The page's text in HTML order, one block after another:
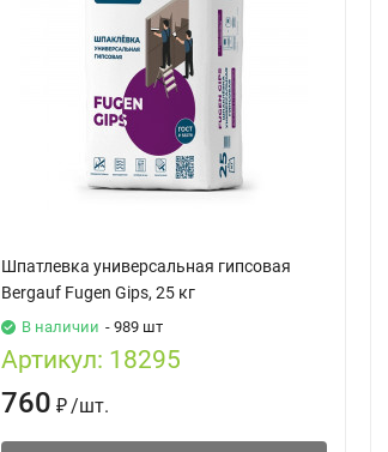
Шпатлевка универсальная гипсовая
Bergauf Fugen Gips, 25 кг
В наличии - 989 шт
Артикул: 18295
760 ₽/шт.